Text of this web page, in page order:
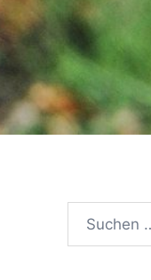
Suchen